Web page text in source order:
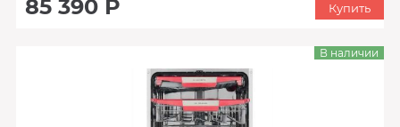
85 390 Р Купить
В наличии